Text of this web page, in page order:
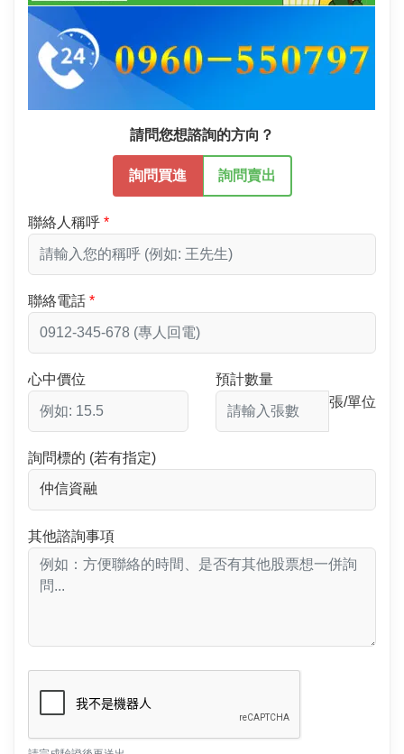
請問您想諮詢的方向？
詢問買進 詢問賣出
聯絡人稱呼
聯絡電話
心中價位
預計數量
張/單位
詢問標的 (若有指定)
其他諮詢事項